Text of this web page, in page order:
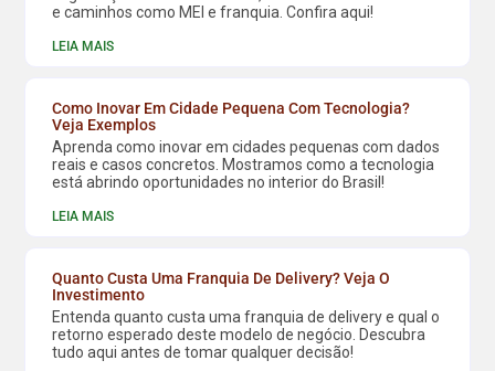
e caminhos como MEI e franquia. Confira aqui!
LEIA MAIS
Como Inovar Em Cidade Pequena Com Tecnologia?
Veja Exemplos
Aprenda como inovar em cidades pequenas com dados
reais e casos concretos. Mostramos como a tecnologia
está abrindo oportunidades no interior do Brasil!
LEIA MAIS
Quanto Custa Uma Franquia De Delivery? Veja O
Investimento
Entenda quanto custa uma franquia de delivery e qual o
retorno esperado deste modelo de negócio. Descubra
tudo aqui antes de tomar qualquer decisão!